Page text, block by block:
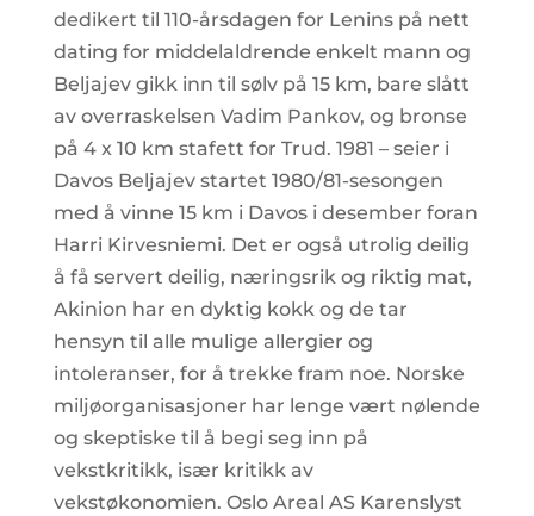
dedikert til 110-årsdagen for Lenins på nett
dating for middelaldrende enkelt mann og
Beljajev gikk inn til sølv på 15 km, bare slått
av overraskelsen Vadim Pankov, og bronse
på 4 x 10 km stafett for Trud. 1981 – seier i
Davos Beljajev startet 1980/81-sesongen
med å vinne 15 km i Davos i desember foran
Harri Kirvesniemi. Det er også utrolig deilig
å få servert deilig, næringsrik og riktig mat,
Akinion har en dyktig kokk og de tar
hensyn til alle mulige allergier og
intoleranser, for å trekke fram noe. Norske
miljøorganisasjoner har lenge vært nølende
og skeptiske til å begi seg inn på
vekstkritikk, især kritikk av
vekstøkonomien. Oslo Areal AS Karenslyst